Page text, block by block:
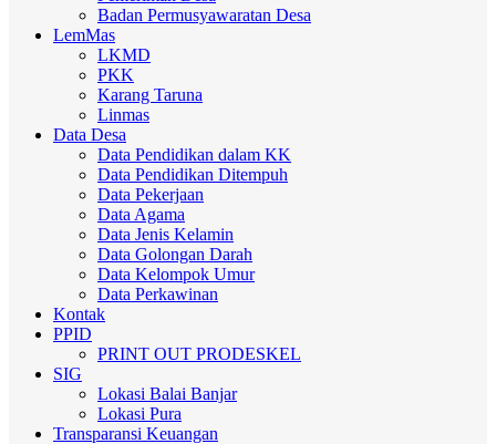
Badan Permusyawaratan Desa
LemMas
LKMD
PKK
Karang Taruna
Linmas
Data Desa
Data Pendidikan dalam KK
Data Pendidikan Ditempuh
Data Pekerjaan
Data Agama
Data Jenis Kelamin
Data Golongan Darah
Data Kelompok Umur
Data Perkawinan
Kontak
PPID
PRINT OUT PRODESKEL
SIG
Lokasi Balai Banjar
Lokasi Pura
Transparansi Keuangan